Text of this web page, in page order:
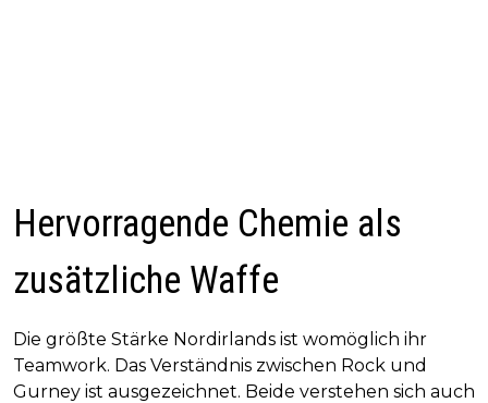
Hervorragende Chemie als
zusätzliche Waffe
Die größte Stärke Nordirlands ist womöglich ihr
Teamwork. Das Verständnis zwischen Rock und
Gurney ist ausgezeichnet. Beide verstehen sich auch